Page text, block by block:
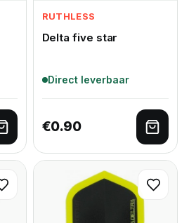
Toevoegen aan winkelwagen
RUTHLESS
Delta five star
Direct leverbaar
€0.90